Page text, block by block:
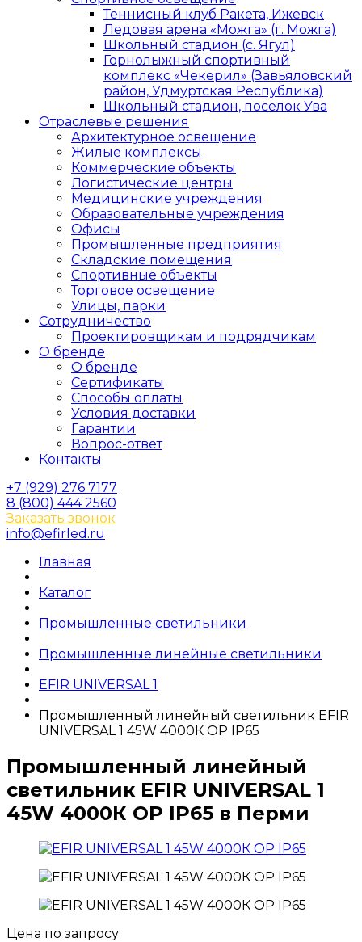
Теннисный клуб Ракета, Ижевск
Ледовая арена «Можга» (г. Можга)
Школьный стадион (с. Ягул)
Горнолыжный спортивный
комплекс «Чекерил» (Завьяловский
район, Удмуртская Республика)
Школьный стадион, поселок Ува
Отраслевые решения
Архитектурное освещение
Жилые комплексы
Коммерческие объекты
Логистические центры
Медицинские учреждения
Образовательные учреждения
Офисы
Промышленные предприятия
Складские помещения
Спортивные объекты
Торговое освещение
Улицы, парки
Сотрудничество
Проектировщикам и подрядчикам
О бренде
О бренде
Сертификаты
Способы оплаты
Условия доставки
Гарантии
Вопрос-ответ
Контакты
+7 (929) 276 7177
8 (800) 444 2560
Заказать звонок
info@efirled.ru
Главная
Каталог
Промышленные светильники
Промышленные линейные светильники
EFIR UNIVERSAL 1
Промышленный линейный светильник EFIR
UNIVERSAL 1 45W 4000К OP IP65
Промышленный линейный
светильник EFIR UNIVERSAL 1
45W 4000К OP IP65 в Перми
Цена по запросу